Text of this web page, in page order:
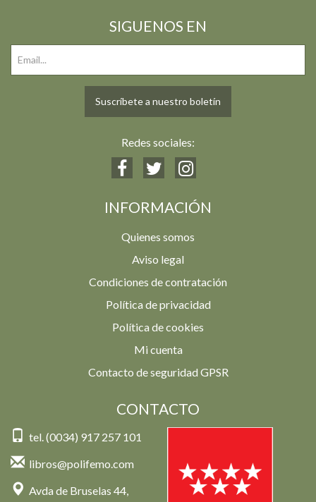
SIGUENOS EN
Suscríbete a nuestro boletín
Redes sociales:
INFORMACIÓN
Quienes somos
Aviso legal
Condiciones de contratación
Política de privacidad
Política de cookies
Mi cuenta
Contacto de seguridad GPSR
CONTACTO
tel. (0034) 917 257 101
libros@polifemo.com
Avda de Bruselas 44,